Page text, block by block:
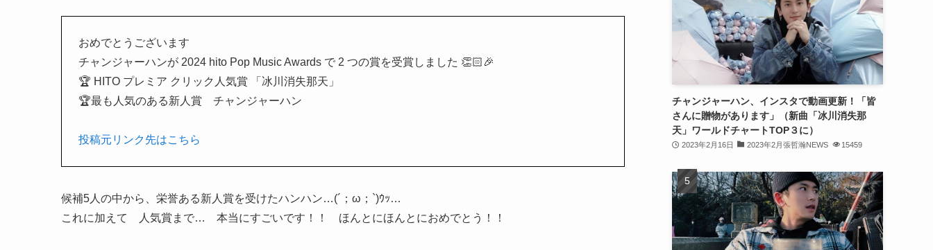
おめでとうございます
チャンジャーハンが 2024 hito Pop Music Awards で 2 つの賞を受賞しました 👏🏻🎉
🏆 HITO プレミア クリック人気賞 「冰川消失那天」
🏆最も人気のある新人賞 チャンジャーハン
投稿元リンク先はこちら
候補5人の中から、栄誉ある新人賞を受けたハンハン…(´；ω；`)ｳｯ…
これに加えて 人気賞まで… 本当にすごいです！！ ほんとにほんとにおめでとう！！
(30)
(32)
(31)
(28)
(32)
(31)
(30)
(32)
チャンジャーハン、インスタで動画更新！「皆
さんに贈物があります」（新曲「冰川消失那
天」ワールドチャートTOP３に）
2023年2月16日 2023年2月張哲瀚NEWS 15459